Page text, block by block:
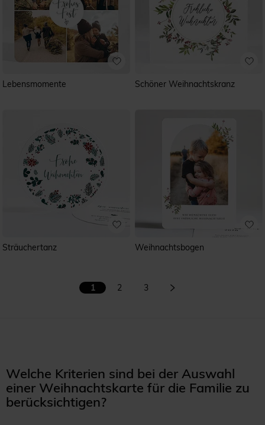
Lebensmomente Schöner Weihnachtskranz
Sträuchertanz Weihnachtsbogen
1 2 3
Welche Kriterien sind bei der Auswahl
einer Weihnachtskarte für die Familie zu
berücksichtigen?